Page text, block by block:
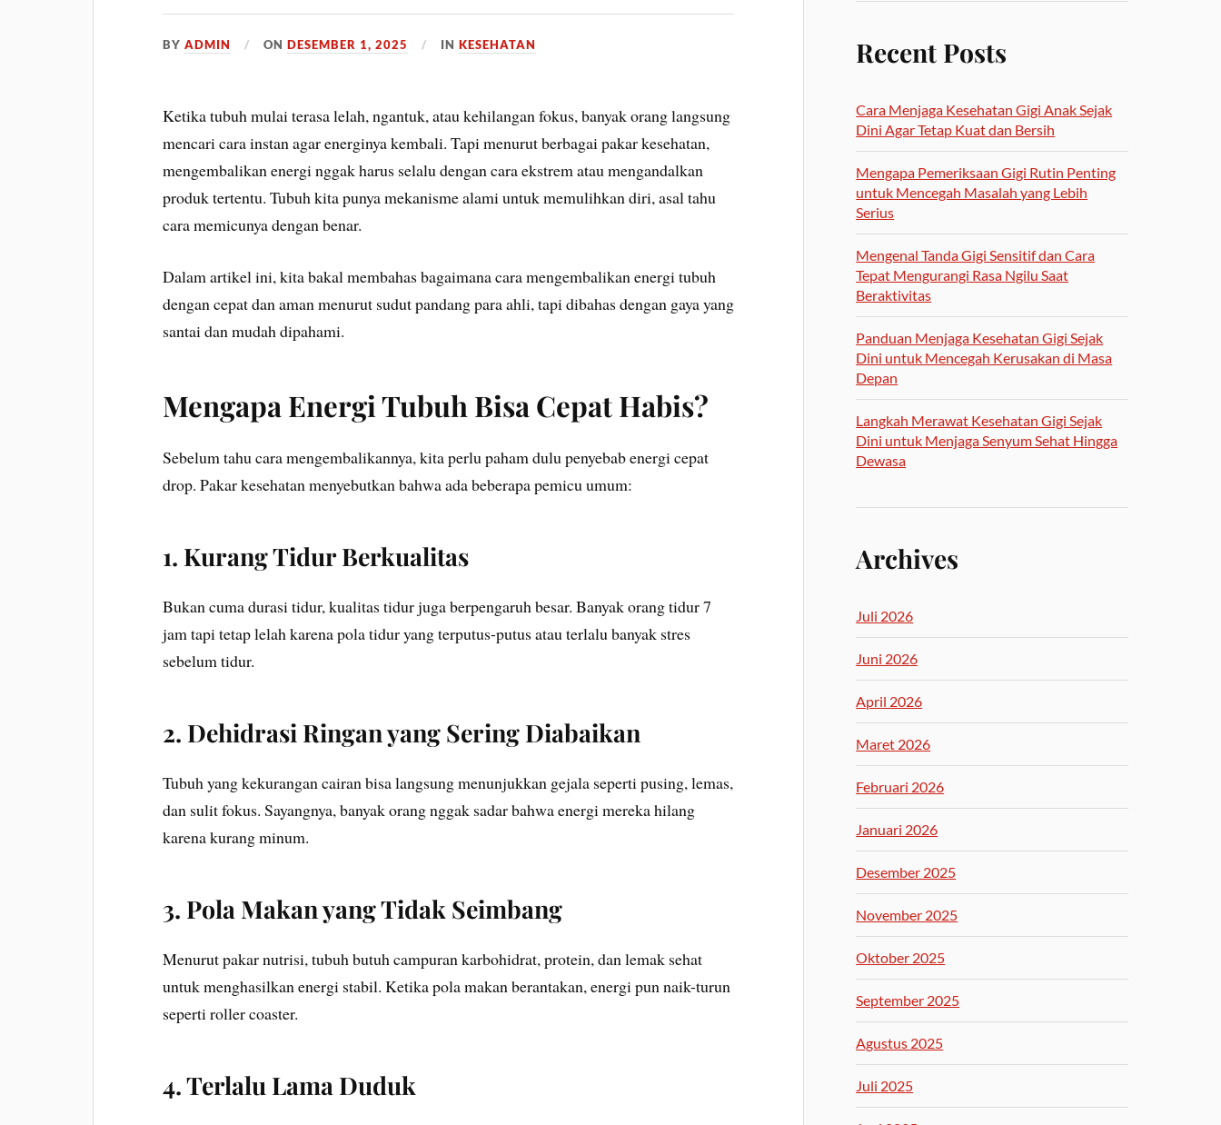
BYADMIN ONDESEMBER 1, 2025 INKESEHATAN
Ketika tubuh mulai terasa lelah, ngantuk, atau kehilangan fokus, banyak orang langsung
mencari cara instan agar energinya kembali. Tapi menurut berbagai pakar kesehatan,
mengembalikan energi nggak harus selalu dengan cara ekstrem atau mengandalkan
produk tertentu. Tubuh kita punya mekanisme alami untuk memulihkan diri, asal tahu
cara memicunya dengan benar.
Dalam artikel ini, kita bakal membahas bagaimana cara mengembalikan energi tubuh
dengan cepat dan aman menurut sudut pandang para ahli, tapi dibahas dengan gaya yang
santai dan mudah dipahami.
Mengapa Energi Tubuh Bisa Cepat Habis?
Sebelum tahu cara mengembalikannya, kita perlu paham dulu penyebab energi cepat
drop. Pakar kesehatan menyebutkan bahwa ada beberapa pemicu umum:
1. Kurang Tidur Berkualitas
Bukan cuma durasi tidur, kualitas tidur juga berpengaruh besar. Banyak orang tidur 7
jam tapi tetap lelah karena pola tidur yang terputus-putus atau terlalu banyak stres
sebelum tidur.
2. Dehidrasi Ringan yang Sering Diabaikan
Tubuh yang kekurangan cairan bisa langsung menunjukkan gejala seperti pusing, lemas,
dan sulit fokus. Sayangnya, banyak orang nggak sadar bahwa energi mereka hilang
karena kurang minum.
3. Pola Makan yang Tidak Seimbang
Menurut pakar nutrisi, tubuh butuh campuran karbohidrat, protein, dan lemak sehat
untuk menghasilkan energi stabil. Ketika pola makan berantakan, energi pun naik-turun
seperti roller coaster.
4. Terlalu Lama Duduk
Recent Posts
Cara Menjaga Kesehatan Gigi Anak Sejak
Dini Agar Tetap Kuat dan Bersih
Mengapa Pemeriksaan Gigi Rutin Penting
untuk Mencegah Masalah yang Lebih
Serius
Mengenal Tanda Gigi Sensitif dan Cara
Tepat Mengurangi Rasa Ngilu Saat
Beraktivitas
Panduan Menjaga Kesehatan Gigi Sejak
Dini untuk Mencegah Kerusakan di Masa
Depan
Langkah Merawat Kesehatan Gigi Sejak
Dini untuk Menjaga Senyum Sehat Hingga
Dewasa
Archives
Juli 2026
Juni 2026
April 2026
Maret 2026
Februari 2026
Januari 2026
Desember 2025
November 2025
Oktober 2025
September 2025
Agustus 2025
Juli 2025